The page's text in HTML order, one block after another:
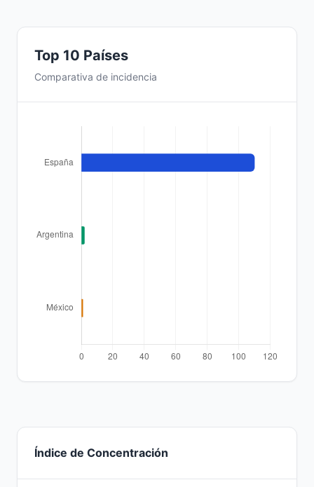
Top 10 Países
Comparativa de incidencia
Índice de Concentración